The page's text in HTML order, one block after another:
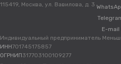
115419, Москва, ул. Вавилова, д. 3
E-mail
Индивидуальный предприниматель
ИНН701745175857
ОГРНИП317703100109277